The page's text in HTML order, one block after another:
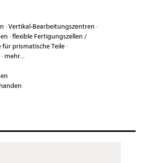
·Vertikal-Bearbeitungszentren ·
·flexible Fertigungszellen /
prismatische Teile·
· mehr...